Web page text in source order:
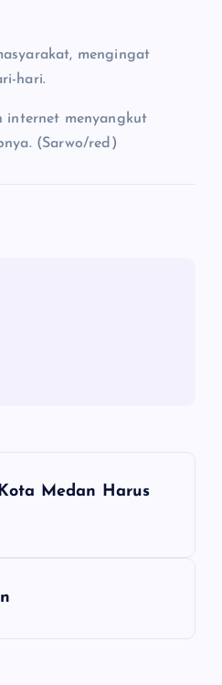
mengingat
hari.
internet menyangkut
(Sarwo/red)
Medan Harus